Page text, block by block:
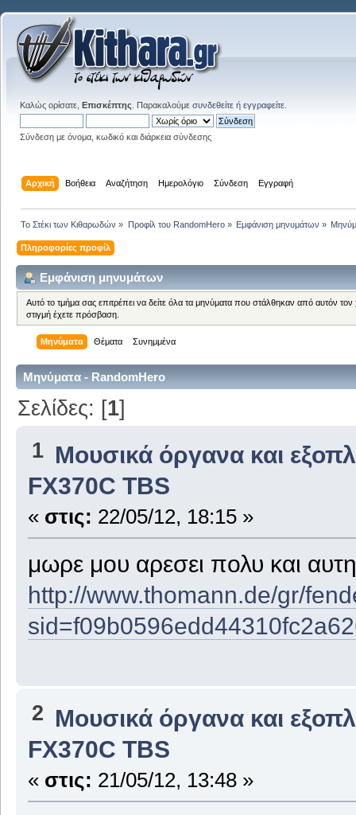
Καλώς ορίσατε, Επισκέπτης . Παρακαλούμε συνδεθείτε ή εγγραφείτε
Σύνδεση με όνομα, κωδικό και διάρκεια σύνδεσης
Αρχική Βοήθεια Αναζήτηση Ημερολόγιο Σύνδεση Εγγραφή
Το Στέκι των Κιθαρωδών » Προφίλ του RandomHero» Εμφάνιση μηνυμάτων »
Πληροφορίες προφίλ
Εμφάνιση μηνυμάτων
Αυτό το τμήμα σας επιτρέπει να δείτε όλα τα μηνύματα που στάλθηκαν από αυτόν
στιγμή έχετε πρόσβαση.
Μηνύματα Θέματα Συνημμένα
Μηνύματα - RandomHero
Σελίδες: [1]
1 Μουσικά όργανα και
FX370C TBS
« στις: 22/05/12, 18:15 »
μωρε μου αρεσει πολυ και
http://www.thomann.de/gr/
2 Μουσικά όργανα και
FX370C TBS
« στις: 21/05/12, 13:48 »